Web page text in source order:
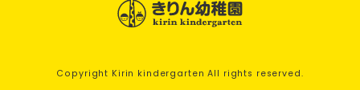
Copyright Kirin kindergarten All rights reserved.